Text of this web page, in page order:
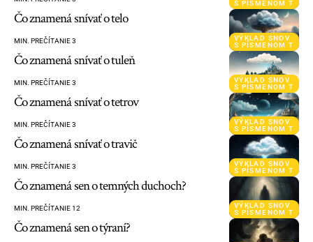
S PÍSMENOM T
VÝKLAD SNOV
S PÍSMENOM T
Čo znamená snívať o telo
MIN. PREČÍTANIE 3
VÝKLAD SNOV
S PÍSMENOM T
Čo znamená snívať o tuleň
MIN. PREČÍTANIE 3
VÝKLAD SNOV
S PÍSMENOM T
Čo znamená snívať o tetrov
MIN. PREČÍTANIE 3
VÝKLAD SNOV
S PÍSMENOM T
Čo znamená snívať o travič
MIN. PREČÍTANIE 3
VÝKLAD SNOV
S PÍSMENOM T
Čo znamená sen o temných duchoch?
MIN. PREČÍTANIE 12
Čo znamená sen o týraní?